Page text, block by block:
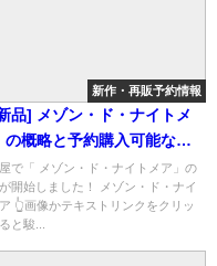
新作・再販予約情報
品] メゾン・ド・ナイトメ
の概略と予約購入可能なシ
プ紹介！
で「 メゾン・ド・ナイトメア」の
開始しました！ メゾン・ド・ナイ
ア 👆画像かテキストリンクをクリッ
と駿...